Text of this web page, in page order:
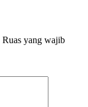
Ruas yang wajib